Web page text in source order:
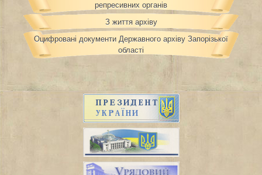
репресивних органів
З життя архіву
Оцифровані документи Державного архіву Запорізької
області